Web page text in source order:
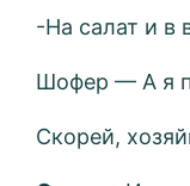
-На салат и в
Шофер — А я
Скорей,